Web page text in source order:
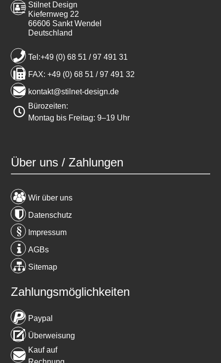
Stilnet Design
Kiefernweg 22
66606 Sankt Wendel
Deutschland
Tel:+49 (0) 68 51 / 97 491 31
FAX: +49 (0) 68 51 / 97 491 32
kontakt@stilnet-design.de
Bürozeiten:
Montag bis Freitag: 9–19 Uhr
Über uns / Zahlungen
Wir über uns
Datenschutz
Impressum
AGBs
Sitemap
Zahlungsmöglichkeiten
Paypal
Überweisung
Kauf auf